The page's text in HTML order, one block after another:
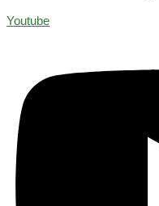
Youtube